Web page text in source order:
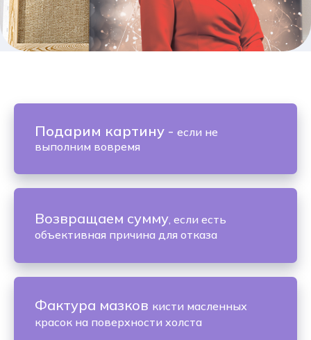
Подарим картину - если не
выполним вовремя
Возвращаем сумму, если есть
объективная причина для отказа
Фактура мазков кисти масленных
красок на поверхности холста